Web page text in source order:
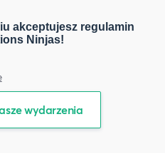
akceptujesz regulamin
Ninjas!
wydarzenia